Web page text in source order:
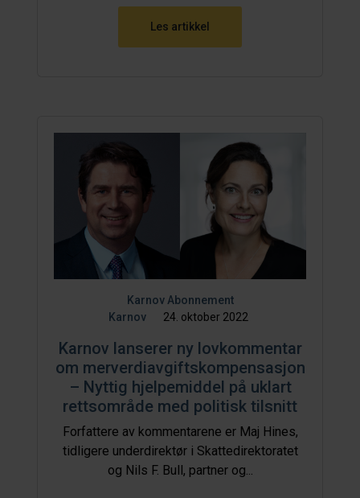
Les artikkel
Karnov Abonnement
Karnov
24. oktober 2022
Karnov lanserer ny lovkommentar
om merverdiavgiftskompensasjon
– Nyttig hjelpemiddel på uklart
rettsområde med politisk tilsnitt
Forfattere av kommentarene er Maj Hines,
tidligere underdirektør i Skattedirektoratet
og Nils F. Bull, partner og...